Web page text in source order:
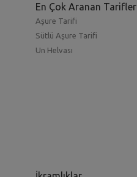
En Çok Aranan Tarifler
Aşure Tarifi
Sütlü Aşure Tarifi
Un Helvası